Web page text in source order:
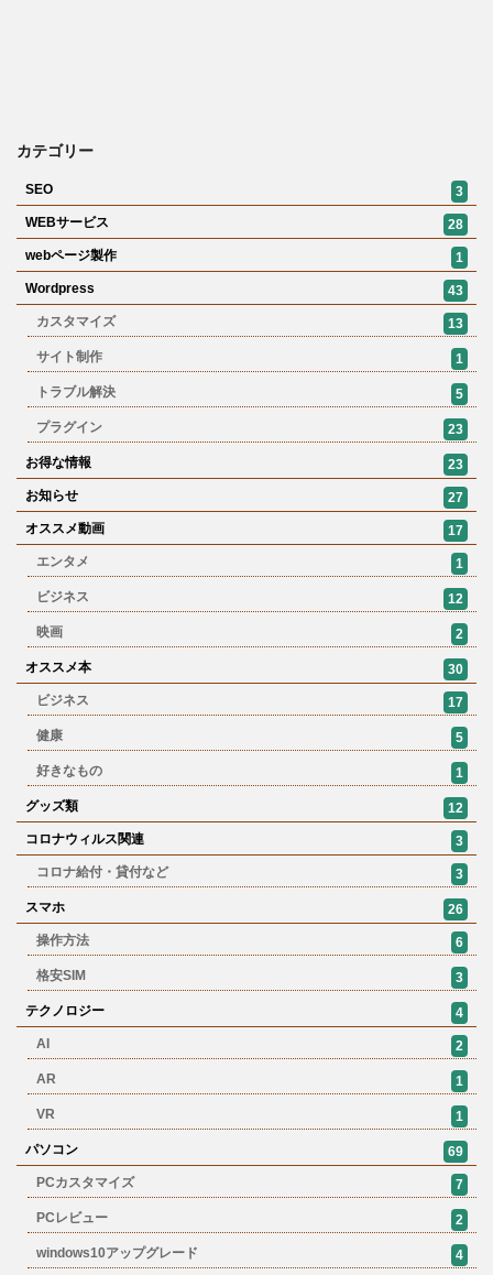
カテゴリー
SEO
3
WEBサービス
28
webページ製作
1
Wordpress
43
カスタマイズ
13
サイト制作 1
トラブル解決 5
プラグイン 23
お得な情報
23
お知らせ
27
オススメ動画
17
エンタメ
1
ビジネス 12
映画 2
オススメ本
30
ビジネス
17
健康 5
好きなもの 1
グッズ類
12
コロナウィルス関連
3
コロナ給付・貸付など
3
スマホ
26
操作方法
6
格安SIM 3
テクノロジー
4
AI
2
AR 1
VR 1
パソコン
69
PCカスタマイズ
7
PCレビュー 2
windows10アップグレード 4